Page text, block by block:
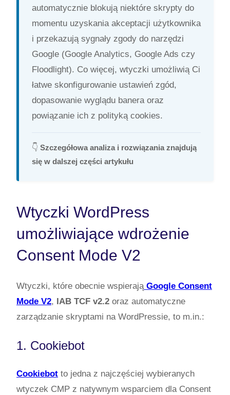
automatycznie blokują niektóre skrypty do
momentu uzyskania akceptacji użytkownika
i przekazują sygnały zgody do narzędzi
Google (Google Analytics, Google Ads czy
Floodlight). Co więcej, wtyczki umożliwią Ci
łatwe skonfigurowanie ustawień zgód,
dopasowanie wyglądu banera oraz
powiązanie ich z polityką cookies.
👇 Szczegółowa analiza i rozwiązania znajdują
się w dalszej części artykułu
Wtyczki WordPress
umożliwiające wdrożenie
Consent Mode V2
Wtyczki, które obecnie wspierają Google Consent
Mode V2, IAB TCF v2.2 oraz automatyczne
zarządzanie skryptami na WordPressie, to m.in.:
1. Cookiebot
Cookiebot to jedna z najczęściej wybieranych
wtyczek CMP z natywnym wsparciem dla Consent